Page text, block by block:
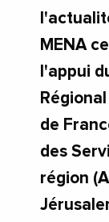
MENA
l'appui
de
des
région